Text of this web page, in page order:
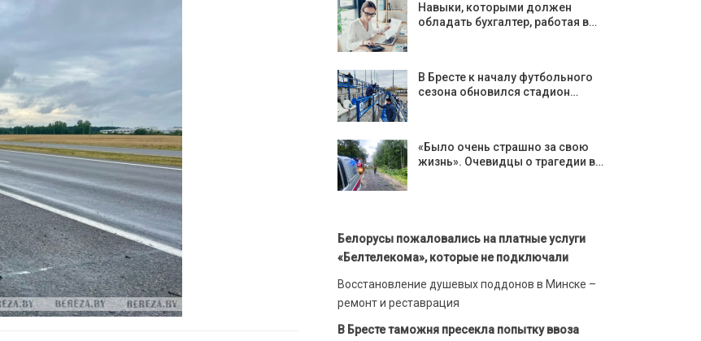
Навыки, которыми должен
обладать бухгалтер, работая в…
В Бресте к началу футбольного
сезона обновился стадион…
«Было очень страшно за свою
жизнь». Очевидцы о трагедии в…
Белорусы пожаловались на платные услуги
«Белтелекома», которые не подключали
Восстановление душевых поддонов в Минске –
ремонт и реставрация
В Бресте таможня пресекла попытку ввоза